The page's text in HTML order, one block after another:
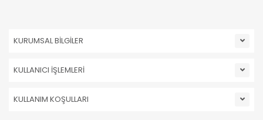
KURUMSAL BİLGİLER
KULLANICI İŞLEMLERİ
KULLANIM KOŞULLARI